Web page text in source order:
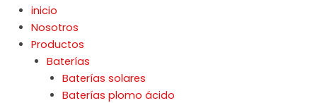
inicio
Nosotros
Productos
Baterías
Baterías solares
Baterías plomo ácido